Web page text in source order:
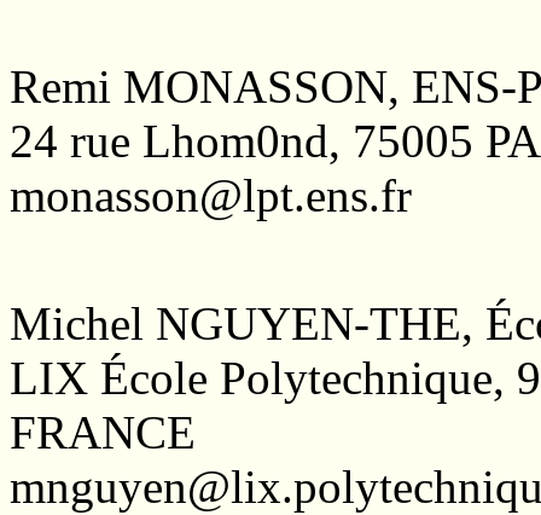
Remi MONASSON, ENS-
24 rue Lhom0nd, 75005
monasson@lpt.ens.fr
Michel NGUYEN-THE,
LIX École Polytechnique,
FRANCE